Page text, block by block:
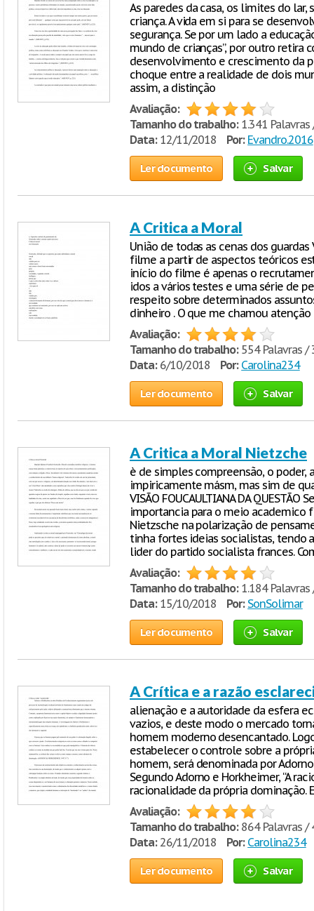
As paredes da casa, os limites do
criança. A vida em si para se
segurança. Se por um lado a
mundo de crianças”, por outro retira
desenvolvimento e crescimento da
choque entre a realidade de dois
assim, a distinção
Avaliação:
Tamanho do trabalho:1.341 Palavras
Data:12/11/2018 Por: Evandro.2016
Ler documento Salvar
A Critica a Moral
União de todas as cenas dos
filme a partir de aspectos teóricos
início do filme é apenas o
idos a vários testes e uma série de
respeito sobre determinados
dinheiro . O que me chamou atenção
Avaliação:
Tamanho do trabalho:554 Palavras /
Data:6/10/2018 Por: Carolina234
Ler documento Salvar
A Critica a Moral Nietzche
è de simples compreensão, o poder,
impiricamente másm, mas sim de
VISÃO FOUCAULTIANA DA
importancia para o meio academico
Nietzsche na polarização de
tinha fortes ideias socialistas, tendo
lider do partido socialista frances.
Avaliação:
Tamanho do trabalho:1.184 Palavras
Data:15/10/2018 Por:SonSolimar
Ler documento Salvar
A Crítica e a razão
alienação e a autoridade da esfera
vazios, e deste modo o mercado
homem moderno desencantado.
estabelecer o controle sobre a
homem, será denominada por
Segundo Adorno e Horkheimer, “A
racionalidade da própria dominação.
Avaliação:
Tamanho do trabalho:864 Palavras /
Data:26/11/2018 Por: Carolina234
Ler documento Salvar